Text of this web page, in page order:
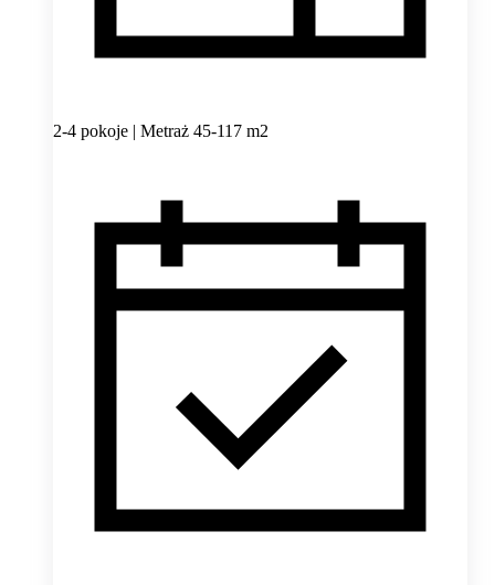
2-4 pokoje | Metraż 45-117 m2